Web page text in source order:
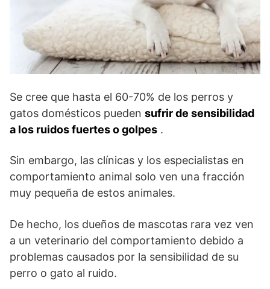
Se cree que hasta el 60-70% de los perros y
gatos domésticos pueden sufrir de sensibilidad
a los ruidos fuertes o golpes .
Sin embargo, las clínicas y los especialistas en
comportamiento animal solo ven una fracción
muy pequeña de estos animales.
De hecho, los dueños de mascotas rara vez ven
a un veterinario del comportamiento debido a
problemas causados ​​por la sensibilidad de su
perro o gato al ruido.